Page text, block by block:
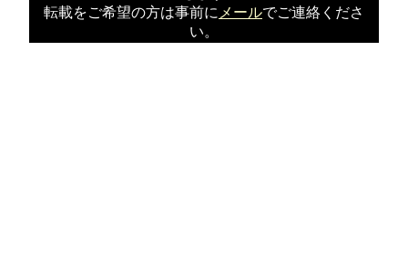
転載をご希望の方は事前に メールでご連絡くださ
い。